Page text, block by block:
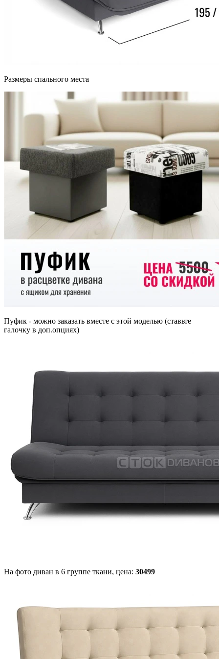
Размеры спального места
Пуфик - можно заказать вместе с этой моделью (ставьте
галочку в доп.опциях)
На фото диван в 6 группе ткани, цена: 30499